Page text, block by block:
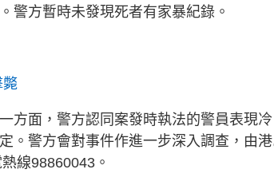
警方暫時未發現死者有家暴紀錄。
斃
方面，警方認同案發時執法的警員表現冷
。警方會對事件作進一步深入調查，由
線98860043。